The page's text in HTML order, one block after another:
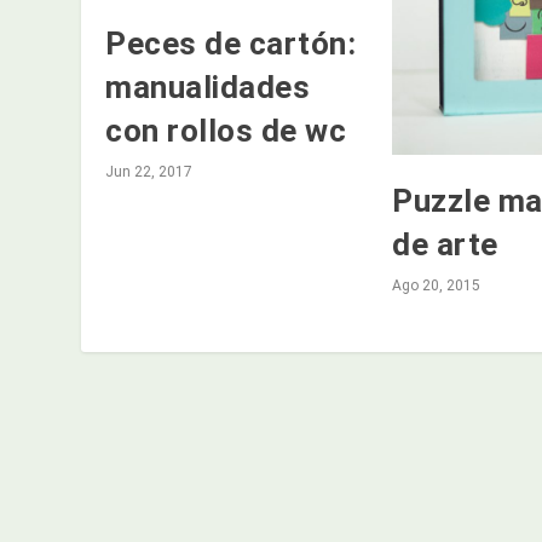
Peces de cartón:
manualidades
con rollos de wc
Jun 22, 2017
Puzzle
de arte
Ago 20, 2015